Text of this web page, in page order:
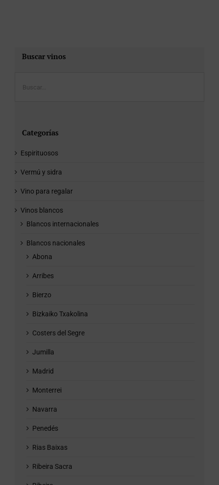
Buscar vinos
Categorías
Espirituosos
Vermú y sidra
Vino para regalar
Vinos blancos
Blancos internacionales
Blancos nacionales
Abona
Arribes
Bierzo
Bizkaiko Txakolina
Costers del Segre
Jumilla
Madrid
Monterrei
Navarra
Penedés
Rias Baixas
Ribeira Sacra